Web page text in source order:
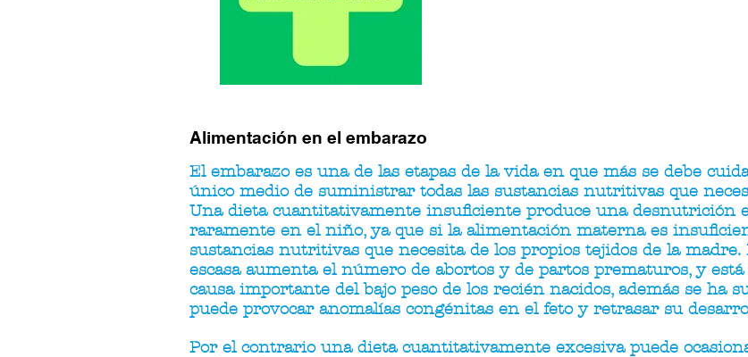
Alimentación en el embarazo
El embarazo es una de las etapas de la vida en que más se debe
único medio de suministrar todas las sustancias nutritivas que
Una dieta cuantitativamente insuficiente produce una desnutrición
raramente en el niño, ya que si la alimentación materna es
sustancias nutritivas que necesita de los propios tejidos de la madre.
escasa aumenta el número de abortos y de partos prematuros, y
causa importante del bajo peso de los recién nacidos, además se ha
puede provocar anomalías congénitas en el feto y retrasar su
Por el contrario una dieta cuantitativamente excesiva puede